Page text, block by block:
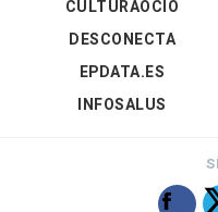
CULTURAOCIO
DESCONECTA
EPDATA.ES
INFOSALUS